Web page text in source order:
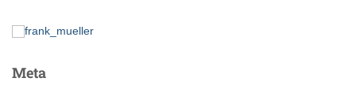
Meta